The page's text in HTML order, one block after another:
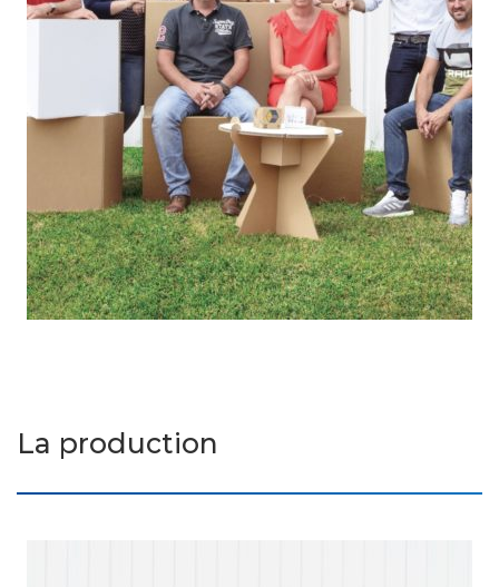
La production